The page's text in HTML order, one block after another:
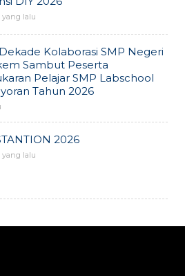
lalu
Kolaborasi SMP Negeri
Sambut Peserta
Pelajar SMP Labschool
Tahun 2026
2026
lalu